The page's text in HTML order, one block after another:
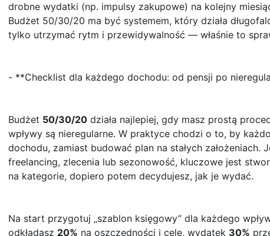
drobne wydatki (np. impulsy zakupowe) na kolejny
Budżet 50/30/20 ma być systemem, który działa
tylko utrzymać rytm i przewidywalność — właśnie to
- **Checklist dla każdego dochodu: od pensji po
Budżet 50/30/20 działa najlepiej, gdy masz prostą
wpływy są nieregularne. W praktyce chodzi o to, by
dochodu, zamiast budować plan na stałych założeniach.
freelancing, zlecenia lub sezonowość, kluczowe jest
na kategorie, dopiero potem decydujesz, jak je wydać.
Na start przygotuj „szablon księgowy” dla każdego
odkładasz 20% na oszczędności i cele, wydatek 30%